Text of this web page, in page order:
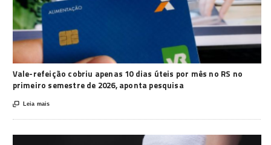
Vale-refeição cobriu apenas 10 dias úteis por mês no RS no
primeiro semestre de 2026, aponta pesquisa
 Leia mais